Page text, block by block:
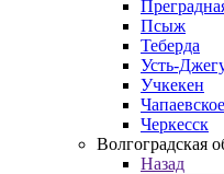
Псыж
Теберда
Усть-
Учкекен
Чапаевское
Черкесск
Волгоградская
Назад